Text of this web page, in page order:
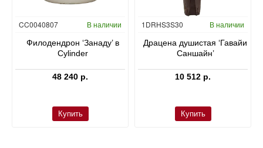
CC0040807 В наличии
Филодендрон ‘Занаду’ в
Cylinder
48 240 р.
Купить
Гидропоника
1DRHS3S30 В наличии
Драцена душистая ‘Гавайи
Саншайн’
10 512 р.
Купить